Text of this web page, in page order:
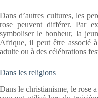
Dans d’autres cultures, les
rose peuvent différer. Par
symboliser le bonheur, la
Afrique, il peut être associé
adulte ou à des célébrations
Dans les religions
Dans le christianisme, le rose